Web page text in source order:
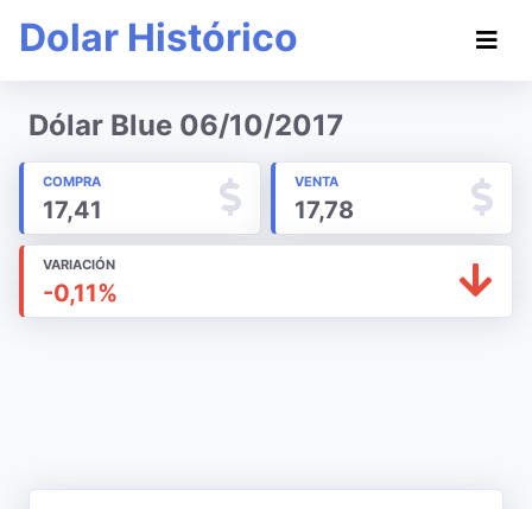
Dolar Histórico
Dólar Blue 06/10/2017
COMPRA
17,41
VENTA
17,78
VARIACIÓN
-0,11%